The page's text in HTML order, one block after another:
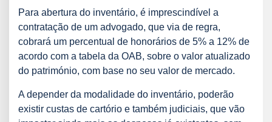
Para abertura do inventário, é imprescindível a
contratação de um advogado, que via de regra,
cobrará um percentual de honorários de 5% a 12% de
acordo com a tabela da OAB, sobre o valor atualizado
do património, com base no seu valor de mercado.
A depender da modalidade do inventário, poderão
existir custas de cartório e também judiciais, que vão